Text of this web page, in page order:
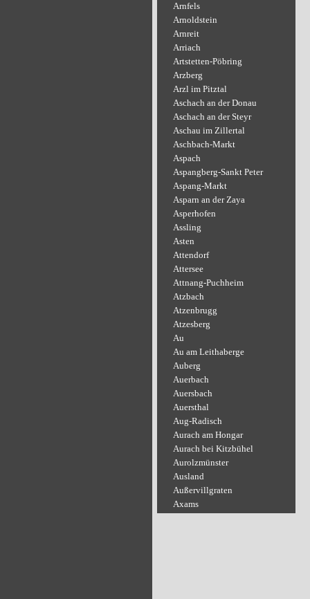
Arnfels
Arnoldstein
Arnreit
Arriach
Artstetten-Pöbring
Arzberg
Arzl im Pitztal
Aschach an der Donau
Aschach an der Steyr
Aschau im Zillertal
Aschbach-Markt
Aspach
Aspangberg-Sankt Peter
Aspang-Markt
Asparn an der Zaya
Asperhofen
Assling
Asten
Attendorf
Attersee
Attnang-Puchheim
Atzbach
Atzenbrugg
Atzesberg
Au
Au am Leithaberge
Auberg
Auerbach
Auersbach
Auersthal
Aug-Radisch
Aurach am Hongar
Aurach bei Kitzbühel
Aurolzmünster
Ausland
Außervillgraten
Axams